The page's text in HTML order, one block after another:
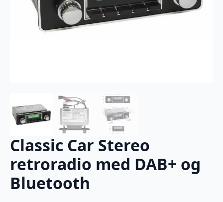
Classic Car Stereo
retroradio med DAB+ og
Bluetooth